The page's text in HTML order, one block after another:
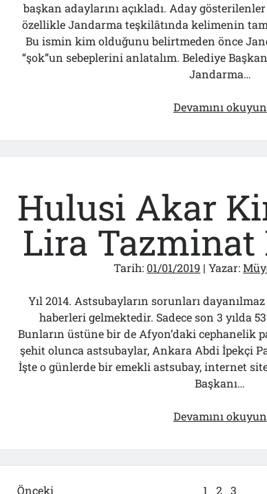
başkan adaylarını açıkladı. Aday
özellikle Jandarma teşkilâtında kelimenin
Bu ismin kim olduğunu belirtmeden önce
“şok”un sebeplerini anlatalım. Belediye
Jandarma…
Devamını okuyun
Hulusi Akar
Lira Tazminat
Tarih: 01/01/2019 | Yazar:
Yıl 2014. Astsubayların sorunları
haberleri gelmektedir. Sadece son 3 yılda
Bunların üstüne bir de Afyon’daki cephanelik
şehit olunca astsubaylar, Ankara Abdi İpekçi
İşte o günlerde bir emekli astsubay, internet
Başkanı…
Devamını okuyun
Önceki 1 2 3